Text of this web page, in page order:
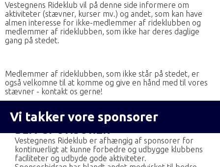
Vestegnens Rideklub vil på denne side informere om
aktiviteter (stævner, kurser mv.) og andet, som kan have
almen interesse for ikke-medlemmer af rideklubben og
medlemmer af rideklubben, som ikke har deres daglige
gang på stedet.
Medlemmer af rideklubben, som ikke står på stedet, er
også velkomne til at komme og give en hånd med til vores
stævner - kontakt os gerne!
Vi takker vore sponsorer
Vestegnens Rideklub er afhængig af sponsorer for
kontinuerligt at kunne forbedre og udbygge klubbens
faciliteter og udbyde gode aktiviteter.